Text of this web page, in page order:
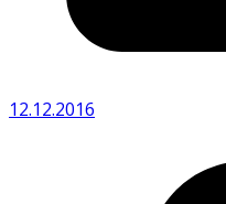
12.12.2016